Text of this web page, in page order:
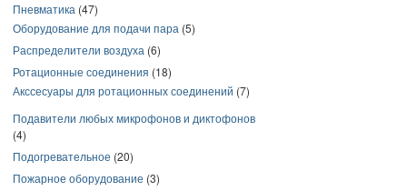
Пневматика (47)
Оборудование для подачи пара (5)
Распределители воздуха (6)
Ротационные соединения (18)
Акссесуары для ротационных соединений (7)
Подавители любых микрофонов и диктофонов
(4)
Подогревательное (20)
Пожарное оборудование (3)